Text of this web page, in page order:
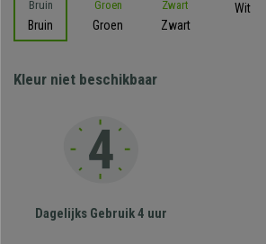
Bruin Groen Zwart
Wit
Kleur niet beschikbaar
Dagelijks Gebruik 4 uur